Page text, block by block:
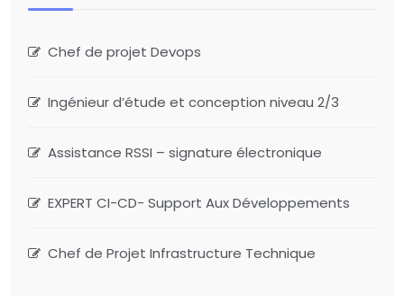
Chef de projet Devops
Ingénieur d’étude et conception niveau 2/3
Assistance RSSI – signature électronique
EXPERT CI-CD- Support Aux Développements
Chef de Projet Infrastructure Technique